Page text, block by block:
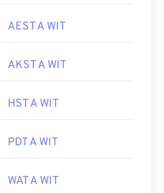
AEST A WIT
AKST A WIT
HST A WIT
PDT A WIT
WAT A WIT